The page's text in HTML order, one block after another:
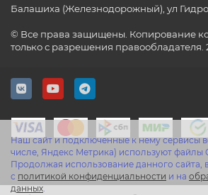
Наш сайт и подключенные к нему сервисы
числе, Яндекс Метрика) используют файлы
Продолжая использование данного сайта,
с политикой конфиденциальности и на
данных.
Балашиха (Железнодорожный), ул
© Все права защищены. Копирование
только с разрешения правообладателя.